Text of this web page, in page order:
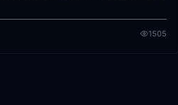
1505